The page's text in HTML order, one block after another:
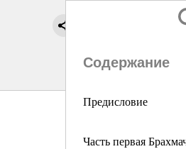
Содержание
Предисловие
Часть первая